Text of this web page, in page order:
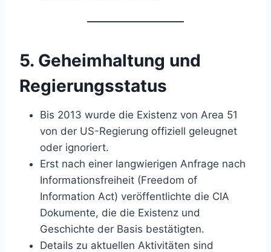
5. Geheimhaltung und
Regierungsstatus
Bis 2013 wurde die Existenz von Area 51
von der US-Regierung offiziell geleugnet
oder ignoriert.
Erst nach einer langwierigen Anfrage nach
Informationsfreiheit (Freedom of
Information Act) veröffentlichte die CIA
Dokumente, die die Existenz und
Geschichte der Basis bestätigten.
Details zu aktuellen Aktivitäten sind